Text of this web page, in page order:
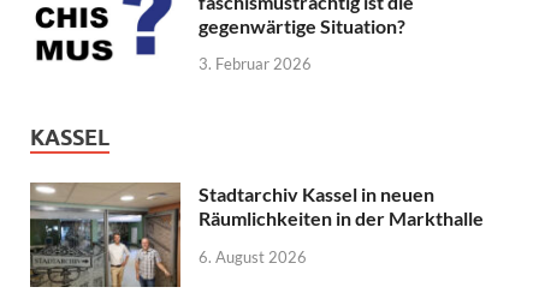
gegenwärtige Situation?
3. Februar 2026
KASSEL
Stadtarchiv Kassel in neuen
Räumlichkeiten in der Markthalle
6. August 2026